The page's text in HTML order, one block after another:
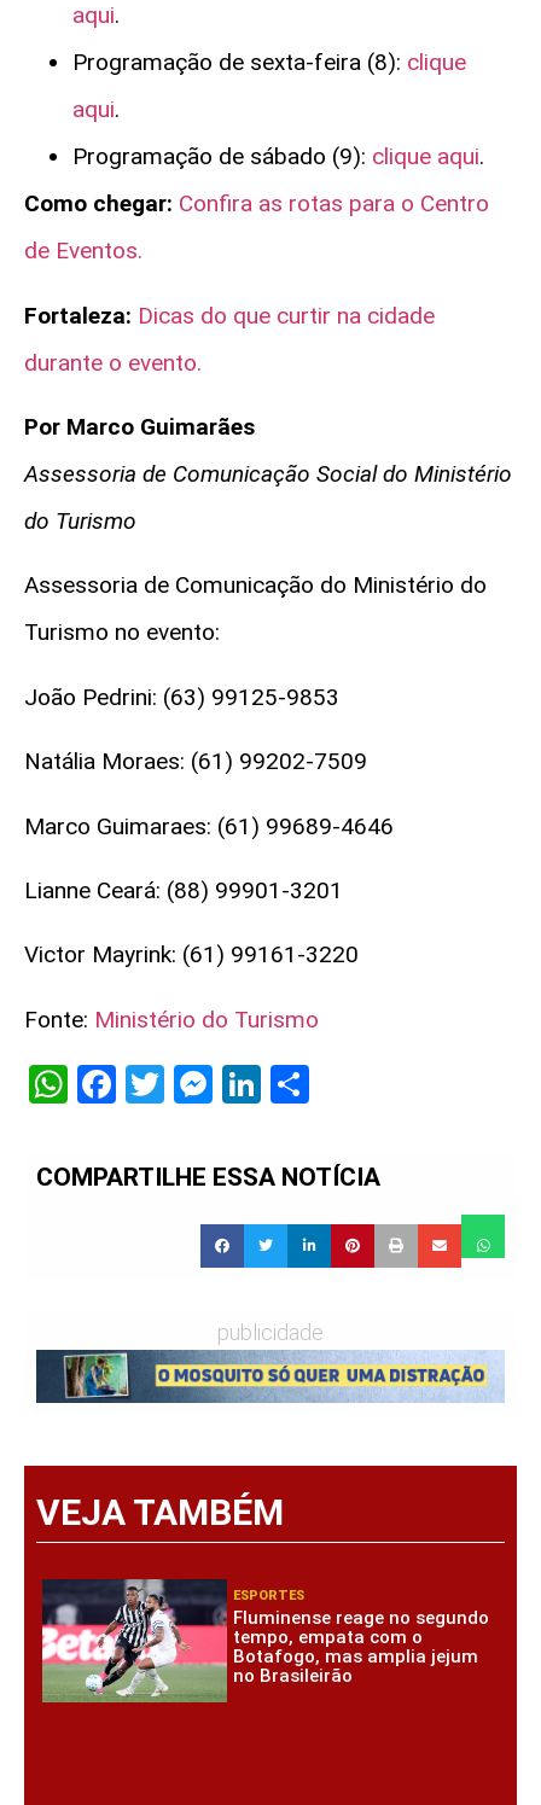
aqui.
Programação de sexta-feira (8): clique
aqui.
Programação de sábado (9): clique aqui.
Como chegar: Confira as rotas para o Centro
de Eventos.
Fortaleza: Dicas do que curtir na cidade
durante o evento.
Por Marco Guimarães
Assessoria de Comunicação Social do Ministério
do Turismo
Assessoria de Comunicação do Ministério do
Turismo no evento:
João Pedrini: (63) 99125-9853
Natália Moraes: (61) 99202-7509
Marco Guimaraes: (61) 99689-4646
Lianne Ceará: (88) 99901-3201
Victor Mayrink: (61) 99161-3220
Fonte: Ministério do Turismo
WhatsApp
Facebook
Twitter
Messenger
LinkedIn
COMPARTILHE ESSA NOTÍCIA
publicidade
VEJA TAMBÉM
ESPORTES
Fluminense reage no segundo
tempo, empata com o
Botafogo, mas amplia jejum
no Brasileirão